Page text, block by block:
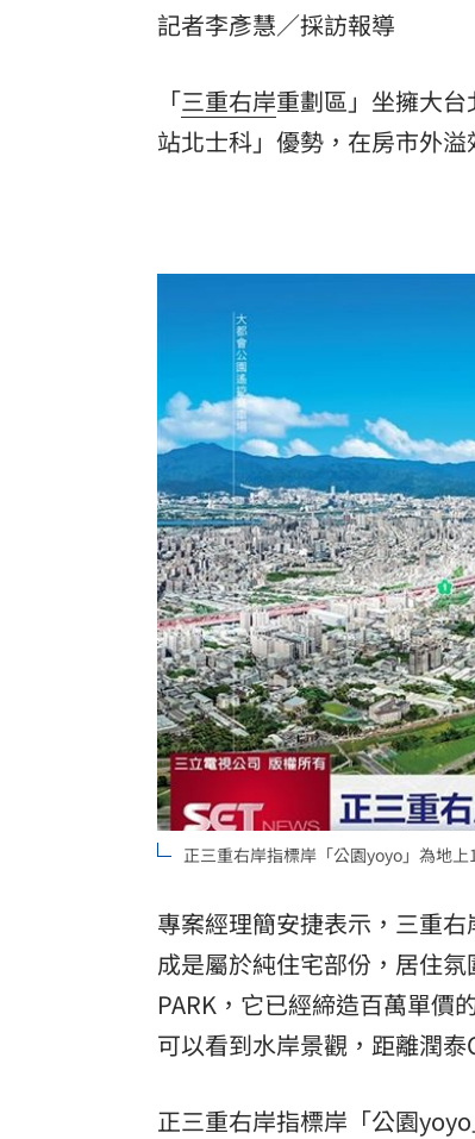
8國球員齊聚高雄 Formosa 7s掀
理想混蛋號召粉絲跨海追星吃美
記者李彥慧／採訪報導
「三重右岸重劃區」坐擁大
站北士科」優勢，在房市外
正三重右岸指標岸「公園yoyo」為地
專案經理簡安捷表示，三重
成是屬於純住宅部份，居住
PARK，它已經締造百萬單價
可以看到水岸景觀，距離潤泰
正三重右岸指標岸「公園